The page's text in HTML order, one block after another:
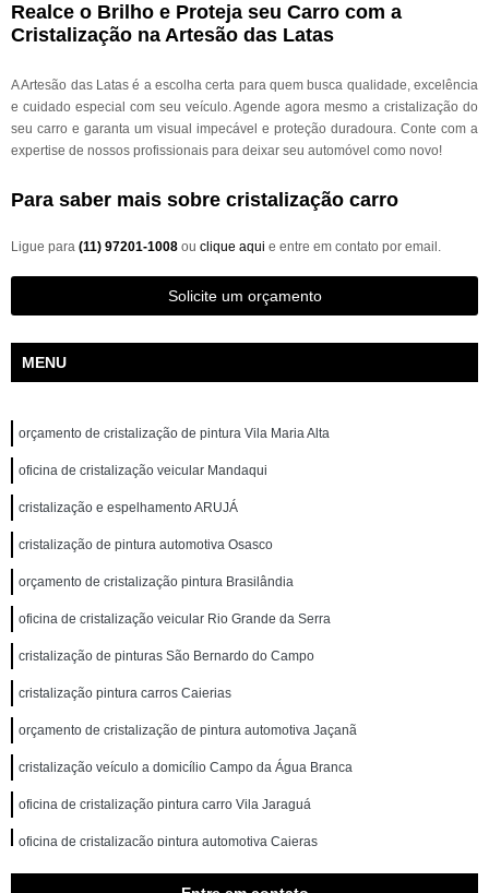
Realce o Brilho e Proteja seu Carro com a
Cristalização na Artesão das Latas
A Artesão das Latas é a escolha certa para quem busca qualidade, excelência
e cuidado especial com seu veículo. Agende agora mesmo a cristalização do
seu carro e garanta um visual impecável e proteção duradoura. Conte com a
expertise de nossos profissionais para deixar seu automóvel como novo!
Para saber mais sobre cristalização carro
Ligue para (11) 97201-1008 ou clique aqui e entre em contato por email.
Solicite um orçamento
MENU
orçamento de cristalização de pintura Vila Maria Alta
oficina de cristalização veicular Mandaqui
cristalização e espelhamento ARUJÁ
cristalização de pintura automotiva Osasco
orçamento de cristalização pintura Brasilândia
oficina de cristalização veicular Rio Grande da Serra
cristalização de pinturas São Bernardo do Campo
cristalização pintura carros Caierias
orçamento de cristalização de pintura automotiva Jaçanã
cristalização veículo a domicílio Campo da Água Branca
oficina de cristalização pintura carro Vila Jaraguá
oficina de cristalização pintura automotiva Caieras